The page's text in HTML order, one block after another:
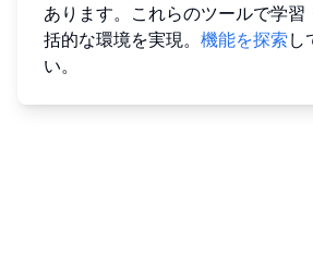
あります。これらのツールで学習
括的な環境を実現。 機能を探索 し
い。